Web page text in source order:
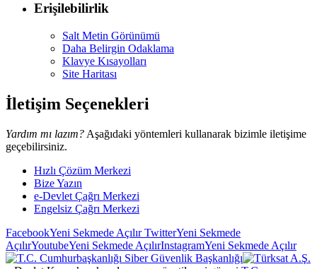
Erişilebilirlik
Salt Metin Görünümü
Daha Belirgin Odaklama
Klavye Kısayolları
Site Haritası
İletişim Seçenekleri
Yardım mı lazım? Aşağıdaki yöntemleri kullanarak bizimle iletişime
geçebilirsiniz.
Hızlı Çözüm Merkezi
Bize Yazın
e-Devlet Çağrı Merkezi
Engelsiz Çağrı Merkezi
FacebookYeni Sekmede AçılırTwitterYeni Sekmede
AçılırYoutubeYeni Sekmede AçılırInstagramYeni Sekmede Açılır